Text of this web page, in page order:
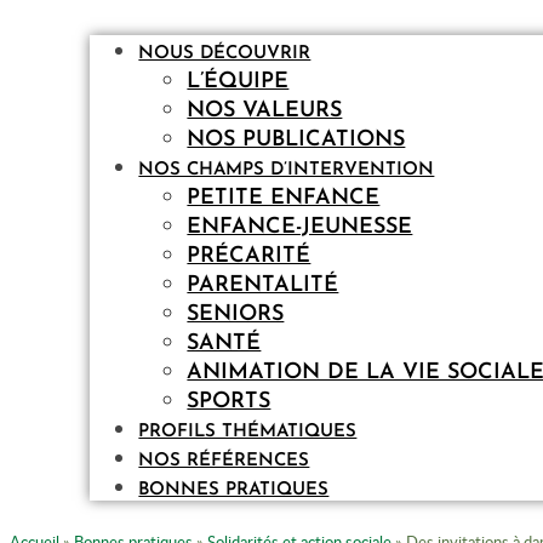
NOUS DÉCOUVRIR
L’ÉQUIPE
NOS VALEURS
NOS PUBLICATIONS
NOS CHAMPS D’INTERVENTION
PETITE ENFANCE
ENFANCE-JEUNESSE
PRÉCARITÉ
PARENTALITÉ
SENIORS
SANTÉ
ANIMATION DE LA VIE SOCIALE
SPORTS
PROFILS THÉMATIQUES
NOS RÉFÉRENCES
BONNES PRATIQUES